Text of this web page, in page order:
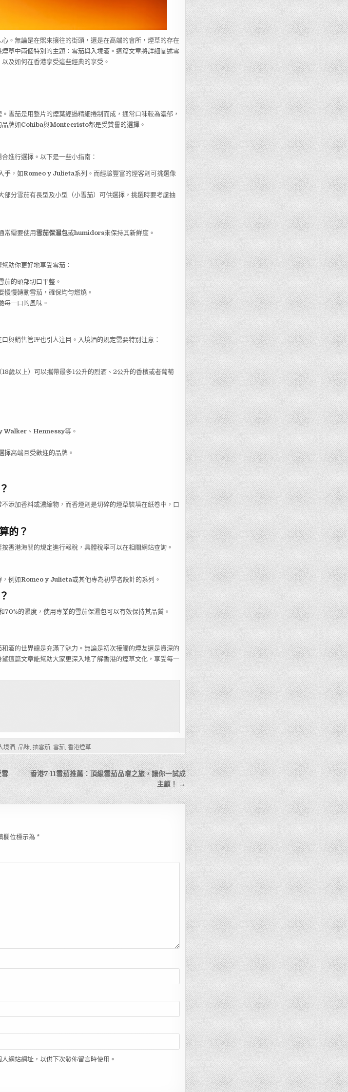
。無論是在熙來攘往的街頭，還是在高端的會所，煙草的存在
草中兩個特別的主題：雪茄與入境酒。這篇文章將詳細闡述雪
及如何在香港享受這些經典的享受。
雪茄是用整片的煙葉經過精細捲制而成，通常口味較為濃郁，
品牌如Cohiba與Montecristo都是受贊譽的選擇。
進行選擇。以下是一些小指南：
手，如Romeo y Julieta系列。而經驗豐富的煙客則可挑選像
部分雪茄有長型及小型（小雪茄）可供選擇，挑選時要考慮抽
常需要使用雪茄保濕包或humidors來保持其新鮮度。
助你更好地享受雪茄：
茄的頭部切口平整。
慢慢轉動雪茄，確保均勻燃燒。
每一口的風味。
與銷售管理也引人注目。入境酒的規定需要特别注意：
歲以上）可以攜帶最多1公升的烈酒、2公升的香檳或者葡萄
Walker、 Hennessy等。
擇高端且受歡迎的品牌。
添加香料或濃縮物，而香煙則是切碎的煙草裝填在紙卷中，口
的？
香港海關的規定進行報稅，具體稅率可以在相關網站查詢。
，例如Romeo y Julieta或其他專為初學者設計的系列。
70%的濕度，使用專業的雪茄保濕包可以有效保持其品質。
酒的世界總是充滿了魅力。無論是初次接觸的煙友還是資深的
這篇文章能幫助大家更深入地了解香港的煙草文化，享受每一
境酒 品味 ,抽雪茄 雪茄 ,香港煙草
香港7-11雪茄推薦：頂級雪茄品嚐之旅，讓你一試成
主顧！ →
雪
欄位標示為 *
網站網址，以供下次發佈留言時使用。